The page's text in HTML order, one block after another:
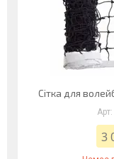
Сітка для
3